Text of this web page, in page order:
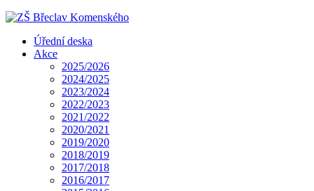
Úřední deska
Akce
2025/2026
2024/2025
2023/2024
2022/2023
2021/2022
2020/2021
2019/2020
2018/2019
2017/2018
2016/2017